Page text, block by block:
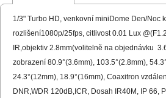
1/3" Turbo HD, venkovní miniDome Den/Noc
rozlišení1080p/25fps, citlivost 0.01 Lux
IR,objektiv 2.8mm(volitelně na objednávku
zobrazení 80.9°(3.6mm), 103.5°(2.8mm),
24.3°(12mm), 18.9°(16mm), Coaxitron
DNR,WDR 120dB,ICR, Dosah IR40M, IP 66,